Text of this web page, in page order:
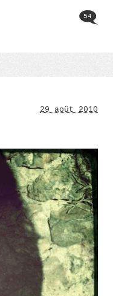
54
29 août 2010